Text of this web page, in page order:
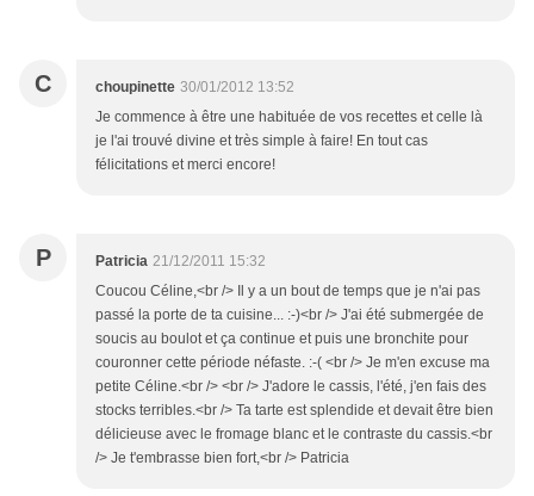
C choupinette 30/01/2012 13:52
Je commence à être une habituée de vos recettes et celle là
je l'ai trouvé divine et très simple à faire! En tout cas
félicitations et merci encore!
P Patricia 21/12/2011 15:32
Coucou Céline,<br /> Il y a un bout de temps que je n'ai pas
passé la porte de ta cuisine... :-)<br /> J'ai été submergée de
soucis au boulot et ça continue et puis une bronchite pour
couronner cette période néfaste. :-( <br /> Je m'en excuse ma
petite Céline.<br /> <br /> J'adore le cassis, l'été, j'en fais des
stocks terribles.<br /> Ta tarte est splendide et devait être bien
délicieuse avec le fromage blanc et le contraste du cassis.<br
/> Je t'embrasse bien fort,<br /> Patricia